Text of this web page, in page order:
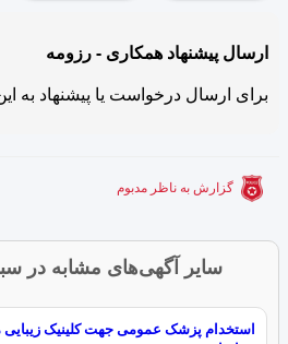
ارسال پیشنهاد همکاری - رزومه
برای ارسال درخواست یا پیشنهاد به
گزارش به ناظر مدبوم
سایر آگهی‌های مشابه در
استخدام پزشک عمومی جهت کلینیک زیبایی